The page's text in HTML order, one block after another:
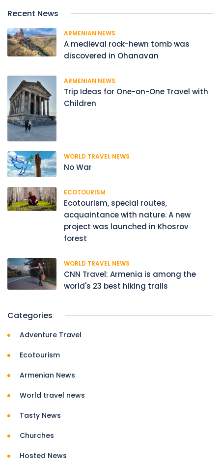
Recent News
ARMENIAN NEWS
A medieval rock-hewn tomb was
discovered in Ohanavan
ARMENIAN NEWS
Trip Ideas for One-on-One Travel with
Children
WORLD TRAVEL NEWS
No War
ECOTOURISM
Ecotourism, special routes,
acquaintance with nature. A new
project was launched in Khosrov
forest
WORLD TRAVEL NEWS
CNN Travel: Armenia is among the
world's 23 best hiking trails
Categories
Adventure Travel
Ecotourism
Armenian News
World travel news
Tasty News
Churches
Hosted News